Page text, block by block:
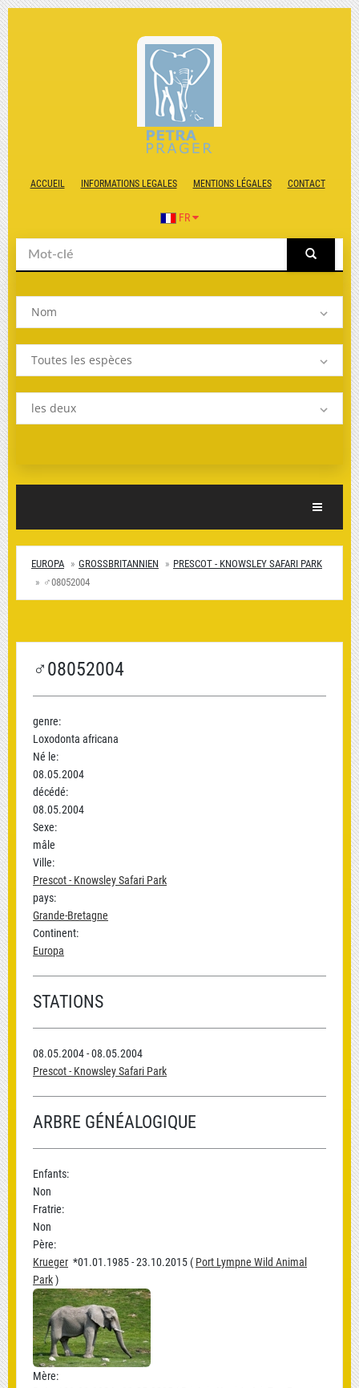
ACCUEIL INFORMATIONS LEGALES MENTIONS LÉGALES CONTACT
FR
Nom
Toutes les espèces
les deux
Toggle
EUROPA GROSSBRITANNIEN
PRESCOT - KNOWSLEY SAFARI PARK
♂08052004
♂08052004
genre:
Loxodonta africana
Né le:
08.05.2004
décédé:
08.05.2004
Sexe:
mâle
Ville:
Prescot - Knowsley Safari Park
pays:
Grande-Bretagne
Continent:
Europa
STATIONS
08.05.2004 - 08.05.2004
Prescot - Knowsley Safari Park
ARBRE GÉNÉALOGIQUE
Enfants:
Non
Fratrie:
Non
Père:
Krueger *01.01.1985 - 23.10.2015 ( Port Lympne Wild Animal
Park)
Mère: